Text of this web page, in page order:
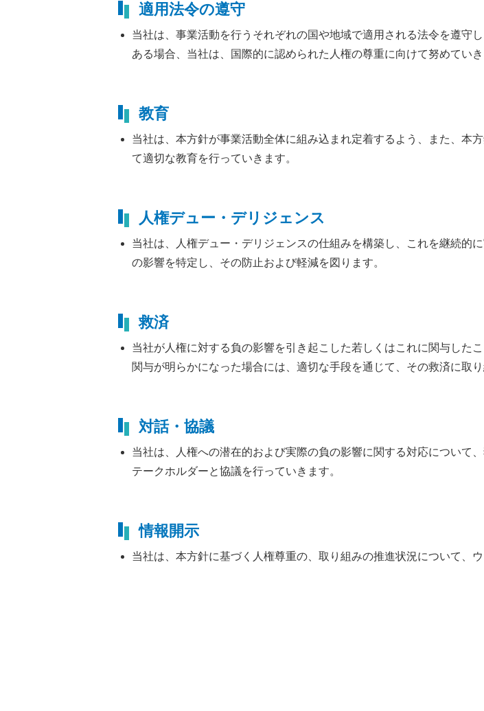
適用法令の遵守
当社は、事業活動を行うそれぞれの国や地域で適用される法令を遵守
ある場合、当社は、国際的に認められた人権の尊重に向けて努めていき
教育
当社は、本方針が事業活動全体に組み込まれ定着するよう、また、本
て適切な教育を行っていきます。
人権デュー・デリジェンス
当社は、人権デュー・デリジェンスの仕組みを構築し、これを継続的
の影響を特定し、その防止および軽減を図ります。
救済
当社が人権に対する負の影響を引き起こした若しくはこれに関与した
関与が明らかになった場合には、適切な手段を通じて、その救済に取り
対話・協議
当社は、人権への潜在的および実際の負の影響に関する対応について
テークホルダーと協議を行っていきます。
情報開示
当社は、本方針に基づく人権尊重の、取り組みの推進状況について、